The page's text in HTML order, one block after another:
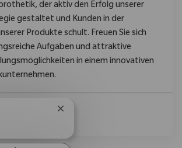
der aktiv den Erfolg unserer
gestaltet und Kunden in der
Produkte schult. Freuen Sie sich
Aufgaben und attraktive
in einem innovativen
ดูเพิ่มเติมปิดการแจ้งเตือนแชทบอท